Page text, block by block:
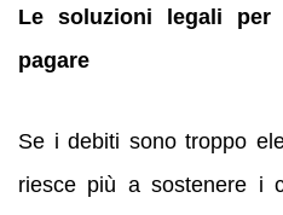
Le soluzioni legali
pagare
Se i debiti sono troppo
riesce più a sostenere i